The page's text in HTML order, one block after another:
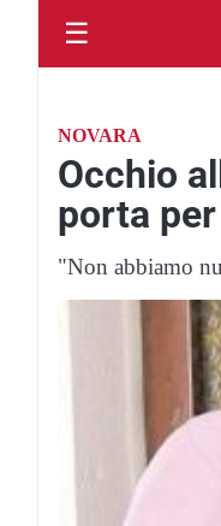
☰
NOVARA
Occhio
porta
"Non abbiamo